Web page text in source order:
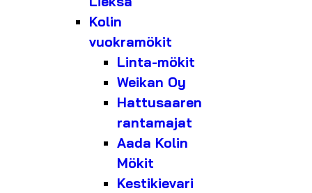
Kolin
vuokramökit
Linta-mökit
Weikan Oy
Hattusaaren
rantamajat
Aada Kolin
Mökit
Kestikievari